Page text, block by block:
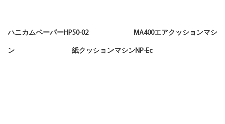
ハニカムペーパーHP50-02 MA400エアクッションマシ
ン 紙クッションマシンNP-Ec